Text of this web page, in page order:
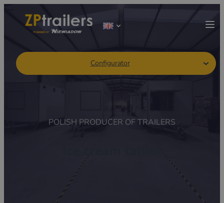
Configurator
POLISH PRODUCER OF TRAILERS